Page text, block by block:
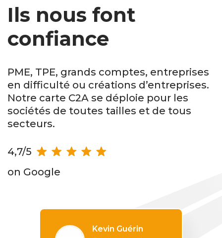
Ils nous font
confiance
PME, TPE, grands comptes, entreprises
en difficulté ou créations d’entreprises.
Notre carte C2A se déploie pour les
sociétés de toutes tailles et de tous
secteurs.
4,7/5
on Google
Kevin Guérin